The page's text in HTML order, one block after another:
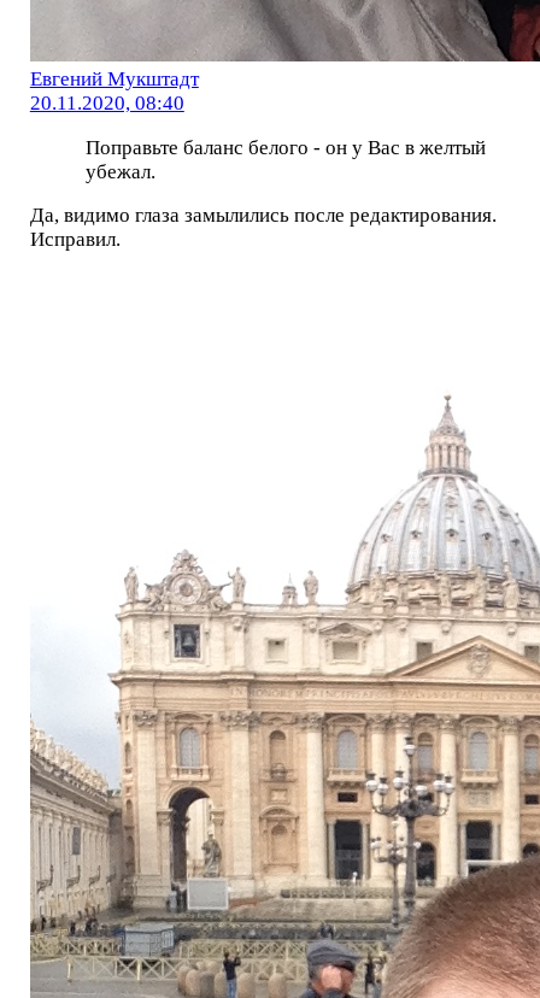
Евгений Мукштадт
20.11.2020, 08:40
Поправьте баланс белого - он у Вас в желтый
убежал.
Да, видимо глаза замылились после редактирования.
Исправил.